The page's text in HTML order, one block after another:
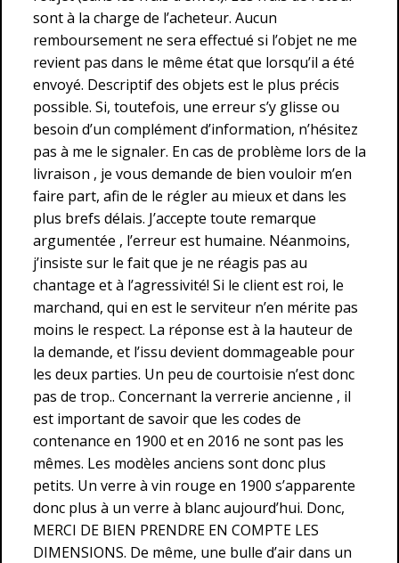
sont à la charge de l’acheteur. Aucun
remboursement ne sera effectué si l’objet ne me
revient pas dans le même état que lorsqu’il a été
envoyé. Descriptif des objets est le plus précis
possible. Si, toutefois, une erreur s’y glisse ou
besoin d’un complément d’information, n’hésitez
pas à me le signaler. En cas de problème lors de la
livraison , je vous demande de bien vouloir m’en
faire part, afin de le régler au mieux et dans les
plus brefs délais. J’accepte toute remarque
argumentée , l’erreur est humaine. Néanmoins,
j’insiste sur le fait que je ne réagis pas au
chantage et à l’agressivité! Si le client est roi, le
marchand, qui en est le serviteur n’en mérite pas
moins le respect. La réponse est à la hauteur de
la demande, et l’issu devient dommageable pour
les deux parties. Un peu de courtoisie n’est donc
pas de trop.. Concernant la verrerie ancienne , il
est important de savoir que les codes de
contenance en 1900 et en 2016 ne sont pas les
mêmes. Les modèles anciens sont donc plus
petits. Un verre à vin rouge en 1900 s’apparente
donc plus à un verre à blanc aujourd’hui. Donc,
MERCI DE BIEN PRENDRE EN COMPTE LES
DIMENSIONS. De même, une bulle d’air dans un